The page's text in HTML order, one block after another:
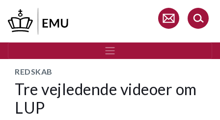
hovedindhold
REDSKAB
Tre vejledende videoer om
LUP